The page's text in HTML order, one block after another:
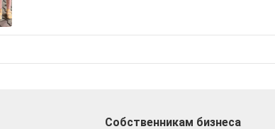
Собственникам бизнеса